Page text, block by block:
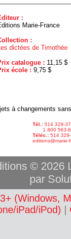
:
Marie-France
:
dictées de Timothée
catalogue : 11,15 $
école : 9,75 $
à changements
Tél.: 514 329-
1 800 563-
Téléc.: 514
editions@marie-
© 2026
par
(Windows,
iPad/iPod)